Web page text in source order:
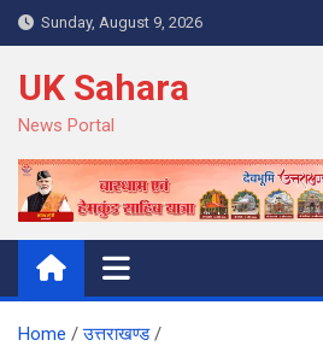
Skip
to
content
Sunday, August 9, 2026
UK Sahara
News Portal
Home
उत्तराखण्ड